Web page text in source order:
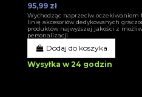
95,99 zł
Wychodząc naprzeciw oczekiwaniom
linię akcesoriów dedykowanych
produktów najwyższej jakości z
personalizacji.
Dodaj do koszyka
Wysyłka w 24 godzin